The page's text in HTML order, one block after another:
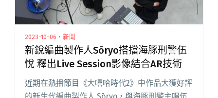
2023-10-06・新聞
新銳編曲製作人Sōryo搭擋海豚刑警伍
悅 釋出Live Session影像結合AR技術
近期在熱播節目《大嘻哈時代2》中作品大獲好評